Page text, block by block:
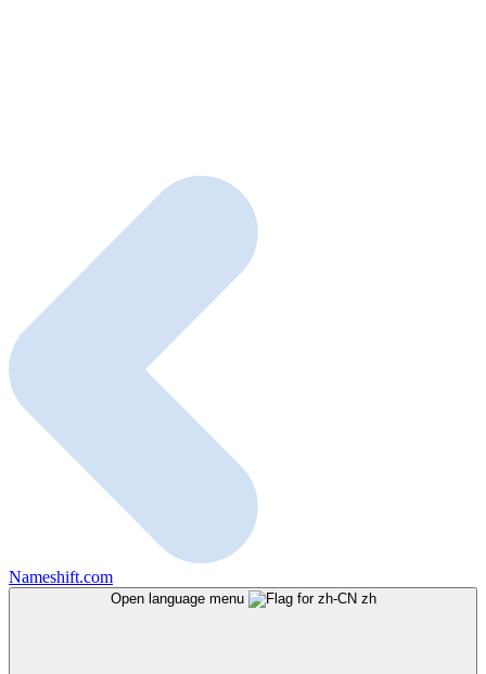
Nameshift.com
Open language menu zh